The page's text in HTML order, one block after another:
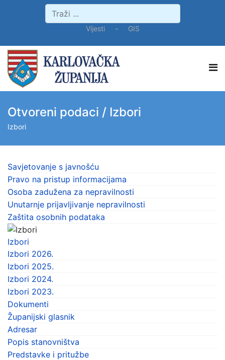
Vijesti- GIS
Otvoreni podaci / Izbori
Izbori
Savjetovanje s javnošću
Pravo na pristup informacijama
Osoba zadužena za nepravilnosti
Unutarnje prijavljivanje nepravilnosti
Zaštita osobnih podataka
Izbori
Izbori 2026.
Izbori 2025.
Izbori 2024.
Izbori 2023.
Dokumenti
Županijski glasnik
Adresar
Popis stanovništva
Predstavke i pritužbe